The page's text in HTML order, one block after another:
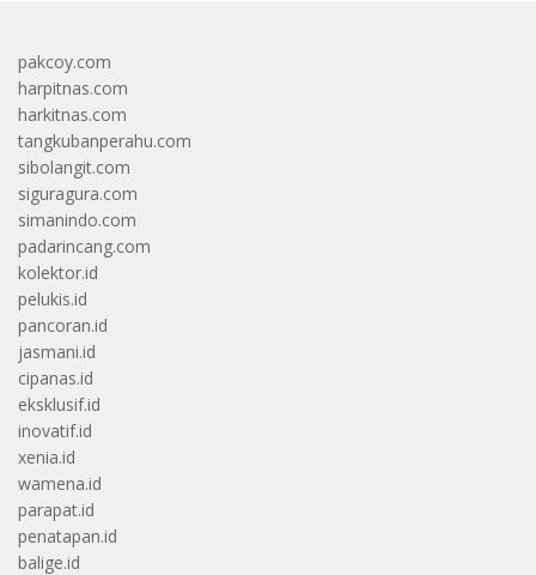
pakcoy.com
harpitnas.com
harkitnas.com
tangkubanperahu.com
sibolangit.com
siguragura.com
simanindo.com
padarincang.com
kolektor.id
pelukis.id
pancoran.id
jasmani.id
cipanas.id
eksklusif.id
inovatif.id
xenia.id
wamena.id
parapat.id
penatapan.id
balige.id